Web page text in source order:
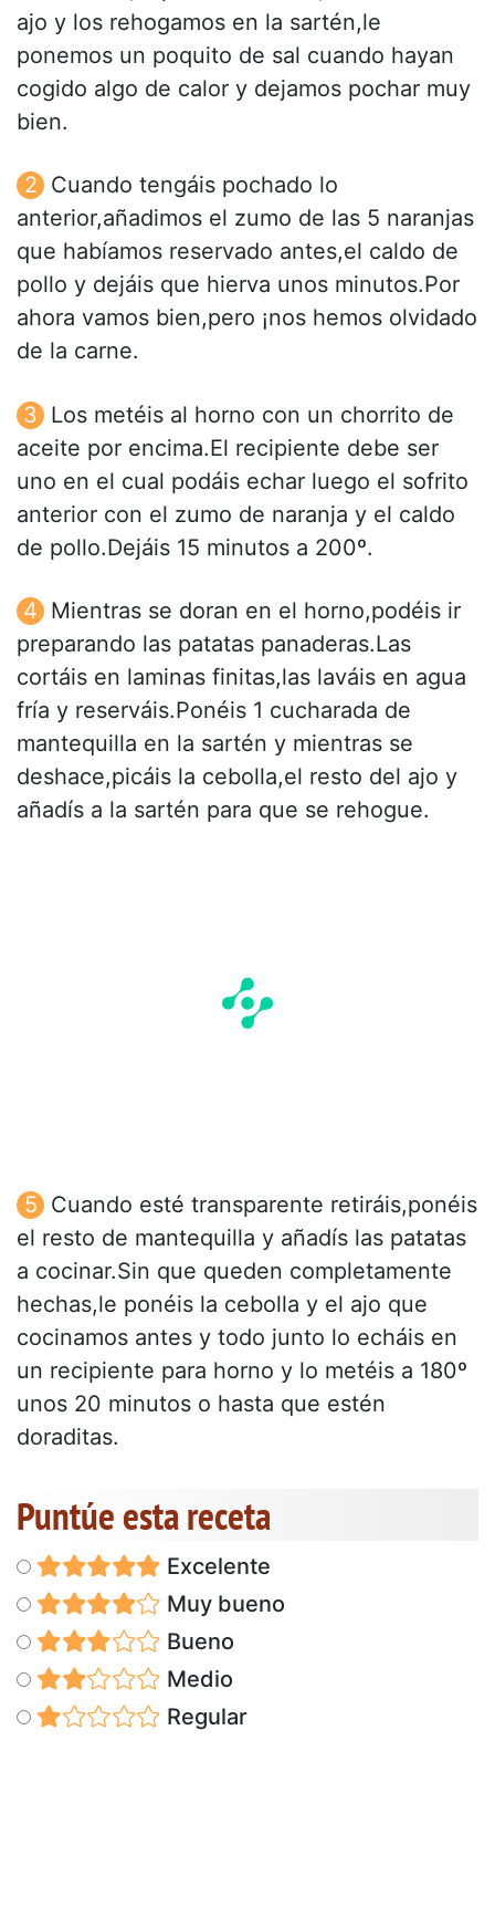
ajo y los rehogamos en la sartén,le
ponemos un poquito de sal cuando hayan
cogido algo de calor y dejamos pochar muy
bien.
Cuando tengáis pochado lo
anterior,añadimos el zumo de las 5 naranjas
que habíamos reservado antes,el caldo de
pollo y dejáis que hierva unos minutos.Por
ahora vamos bien,pero ¡nos hemos olvidado
de la carne.
Los metéis al horno con un chorrito de
aceite por encima.El recipiente debe ser
uno en el cual podáis echar luego el sofrito
anterior con el zumo de naranja y el caldo
de pollo.Dejáis 15 minutos a 200º.
Mientras se doran en el horno,podéis ir
preparando las patatas panaderas.Las
cortáis en laminas finitas,las laváis en agua
fría y reserváis.Ponéis 1 cucharada de
mantequilla en la sartén y mientras se
deshace,picáis la cebolla,el resto del ajo y
añadís a la sartén para que se rehogue.
Cuando esté transparente retiráis,ponéis
el resto de mantequilla y añadís las patatas
a cocinar.Sin que queden completamente
hechas,le ponéis la cebolla y el ajo que
cocinamos antes y todo junto lo echáis en
un recipiente para horno y lo metéis a 180º
unos 20 minutos o hasta que estén
doraditas.
Puntúe esta receta
Excelente
Muy bueno
Bueno
Medio
Regular